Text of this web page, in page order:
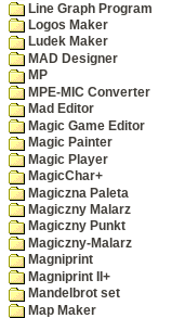
Line Graph Program
Logos Maker
Ludek Maker
MAD Designer
MP
MPE-MIC Converter
Mad Editor
Magic Game Editor
Magic Painter
Magic Player
MagicChar+
Magiczna Paleta
Magiczny Malarz
Magiczny Punkt
Magiczny-Malarz
Magniprint
Magniprint II+
Mandelbrot set
Map Maker